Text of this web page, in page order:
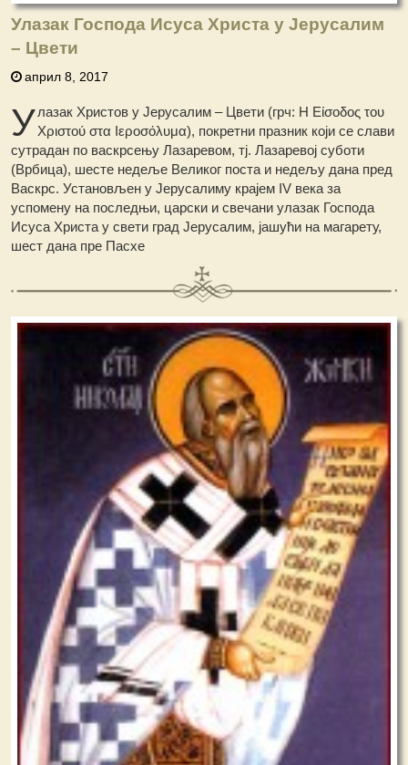
Улазак Господа Исуса Христа у Јерусалим
– Цвети
април 8, 2017
Улазак Христов у Јерусалим – Цвети (грч: Η Είσοδος του
Χριστού στα Ιεροσόλυμα), покретни празник који се слави
сутрадан по васкрсењу Лазаревом, тј. Лазаревој суботи
(Врбица), шесте недеље Великог поста и недељу дана пред
Васкрс. Установљен у Јерусалиму крајем IV века за
успомену на последњи, царски и свечани улазак Господа
Исуса Христа у свети град Јерусалим, јашући на магарету,
шест дана пре Пасхе